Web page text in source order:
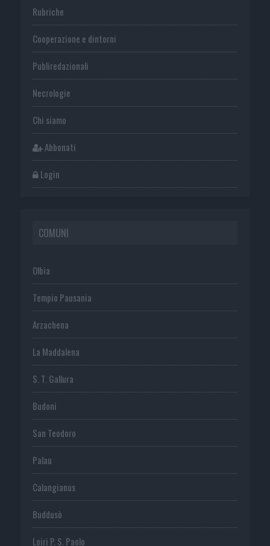
Rubriche
Cooperazione e dintorni
Publiredazionali
Necrologie
Chi siamo
Abbonati
Login
COMUNI
Olbia
Tempio Pausania
Arzachena
La Maddalena
S. T. Gallura
Budoni
San Teodoro
Palau
Calangianus
Buddusò
Loiri P. S. Paolo